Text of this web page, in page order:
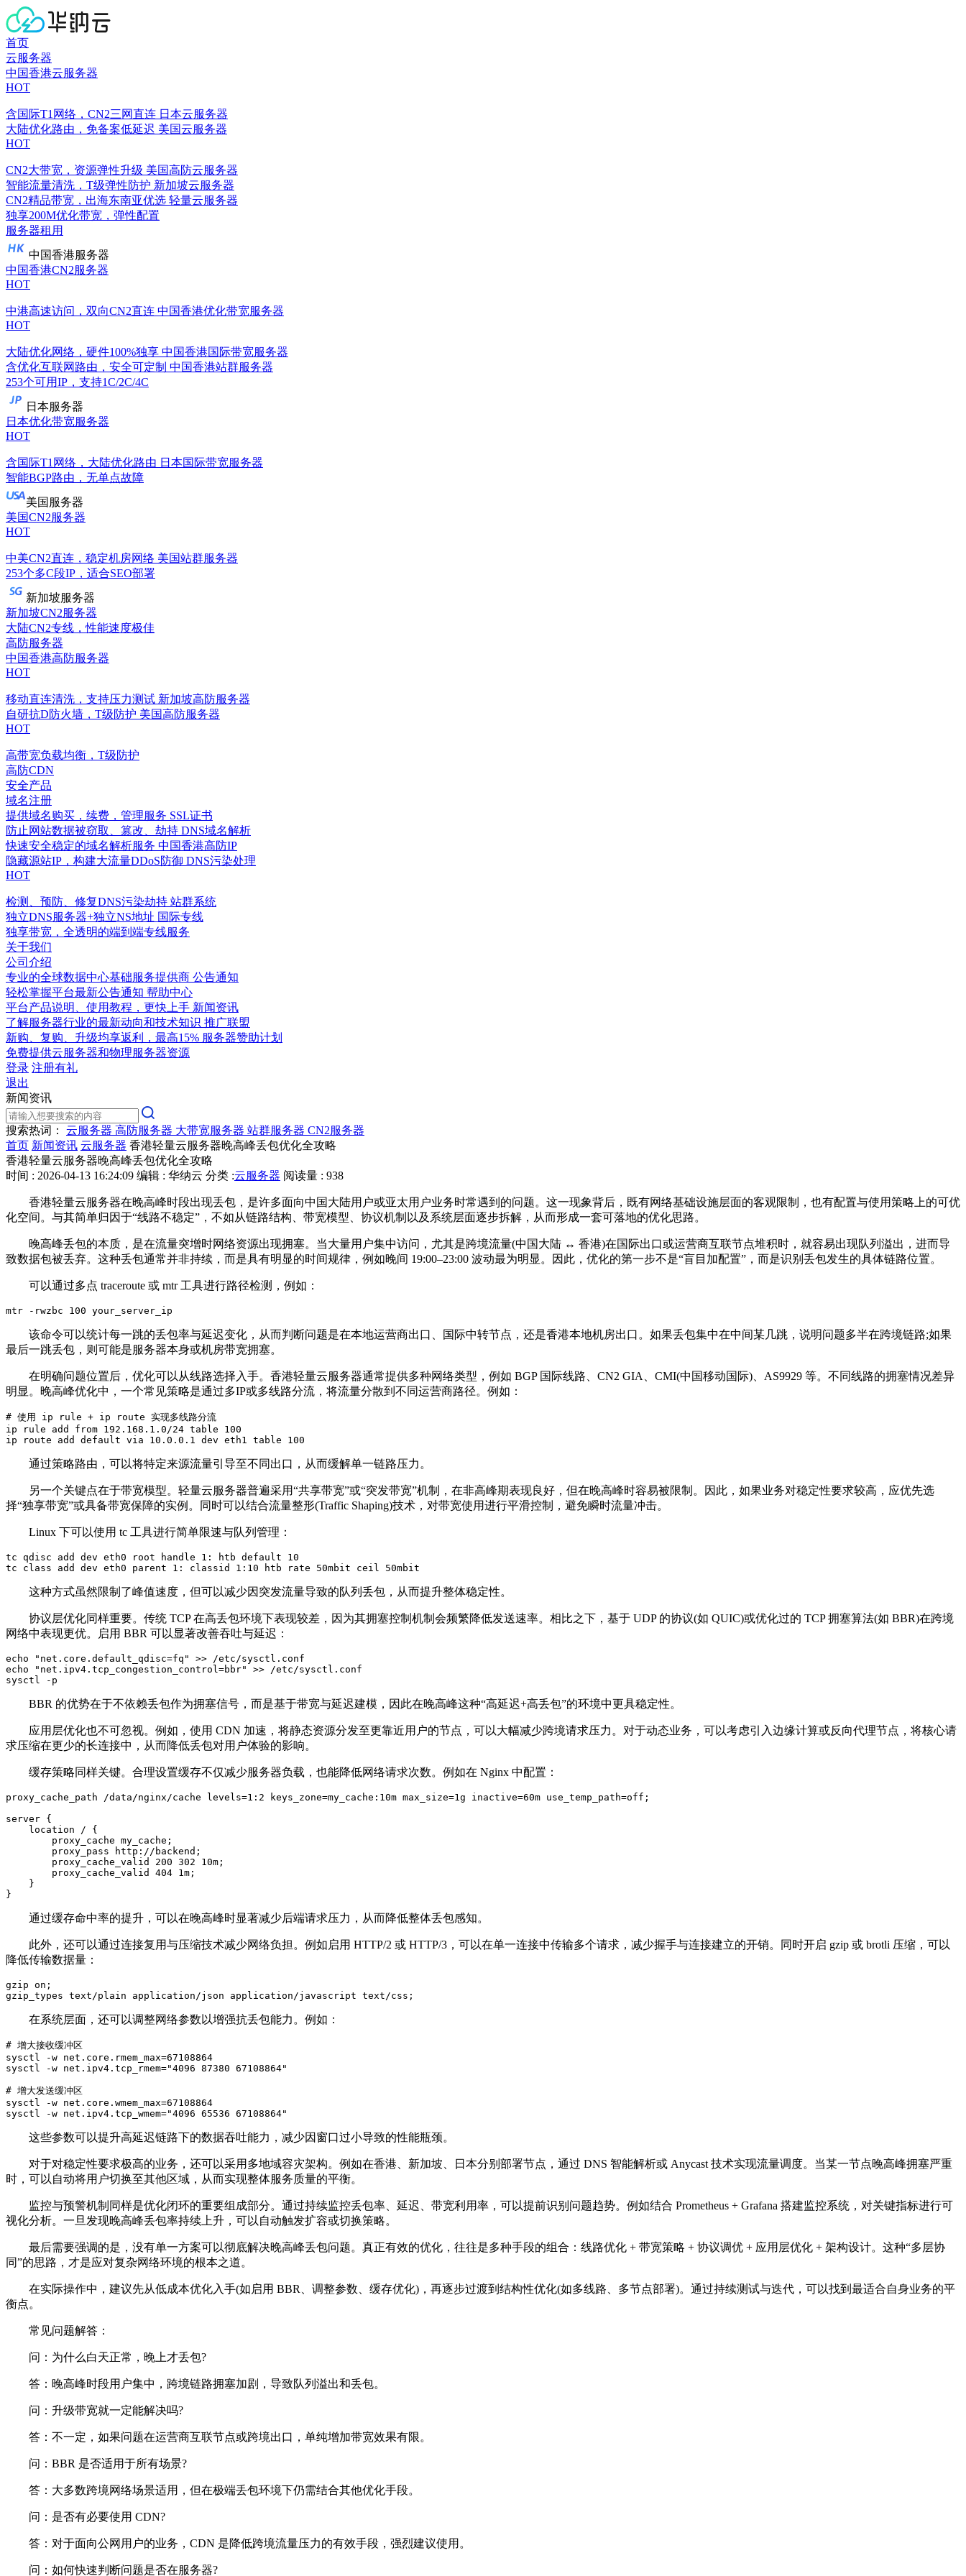
首页
云服务器
中国香港云服务器
HOT
含国际T1网络，CN2三网直连 日本云服务器
大陆优化路由，免备案低延迟 美国云服务器
HOT
CN2大带宽，资源弹性升级 美国高防云服务器
智能流量清洗，T级弹性防护 新加坡云服务器
CN2精品带宽，出海东南亚优选 轻量云服务器
独享200M优化带宽，弹性配置
服务器租用
中国香港服务器
中国香港CN2服务器
HOT
中港高速访问，双向CN2直连 中国香港优化带宽服务器
HOT
大陆优化网络，硬件100%独享 中国香港国际带宽服务器
含优化互联网路由，安全可定制 中国香港站群服务器
253个可用IP，支持1C/2C/4C
日本服务器
日本优化带宽服务器
HOT
含国际T1网络，大陆优化路由 日本国际带宽服务器
智能BGP路由，无单点故障
美国服务器
美国CN2服务器
HOT
中美CN2直连，稳定机房网络 美国站群服务器
253个多C段IP，适合SEO部署
新加坡服务器
新加坡CN2服务器
大陆CN2专线，性能速度极佳
高防服务器
中国香港高防服务器
HOT
移动直连清洗，支持压力测试 新加坡高防服务器
自研抗D防火墙，T级防护 美国高防服务器
HOT
高带宽负载均衡，T级防护
高防CDN
安全产品
域名注册
提供域名购买，续费，管理服务 SSL证书
防止网站数据被窃取、篡改、劫持 DNS域名解析
快速安全稳定的域名解析服务 中国香港高防IP
隐藏源站IP，构建大流量DDoS防御 DNS污染处理
HOT
检测、预防、修复DNS污染劫持 站群系统
独立DNS服务器+独立NS地址 国际专线
独享带宽，全透明的端到端专线服务
关于我们
公司介绍
专业的全球数据中心基础服务提供商 公告通知
轻松掌握平台最新公告通知 帮助中心
平台产品说明、使用教程，更快上手 新闻资讯
了解服务器行业的最新动向和技术知识 推广联盟
新购、复购、升级均享返利，最高15% 服务器赞助计划
免费提供云服务器和物理服务器资源
登录 注册有礼
退出
新闻资讯
搜索热词： 云服务器 高防服务器 大带宽服务器 站群服务器 CN2服务器
首页 新闻资讯 云服务器 香港轻量云服务器晚高峰丢包优化全攻略
香港轻量云服务器晚高峰丢包优化全攻略
时间 : 2026-04-13 16:24:09 编辑 : 华纳云 分类 :云服务器 阅读量 : 938
香港轻量云服务器在晚高峰时段出现丢包，是许多面向中国大陆用户或亚太用户业务时常遇到的问题。这一现象背后，既有网络基础设施层面的客观限制，也有配置与使用策略上的可优
化空间。与其简单归因于“线路不稳定”，不如从链路结构、带宽模型、协议机制以及系统层面逐步拆解，从而形成一套可落地的优化思路。
晚高峰丢包的本质，是在流量突增时网络资源出现拥塞。当大量用户集中访问，尤其是跨境流量(中国大陆 ↔ 香港)在国际出口或运营商互联节点堆积时，就容易出现队列溢出，进而导
致数据包被丢弃。这种丢包通常并非持续，而是具有明显的时间规律，例如晚间 19:00–23:00 波动最为明显。因此，优化的第一步不是“盲目加配置”，而是识别丢包发生的具体链路位置。
可以通过多点 traceroute 或 mtr 工具进行路径检测，例如：
mtr -rwzbc 100 your_server_ip
该命令可以统计每一跳的丢包率与延迟变化，从而判断问题是在本地运营商出口、国际中转节点，还是香港本地机房出口。如果丢包集中在中间某几跳，说明问题多半在跨境链路;如果
最后一跳丢包，则可能是服务器本身或机房带宽拥塞。
在明确问题位置后，优化可以从线路选择入手。香港轻量云服务器通常提供多种网络类型，例如 BGP 国际线路、CN2 GIA、CMI(中国移动国际)、AS9929 等。不同线路的拥塞情况差异
明显。晚高峰优化中，一个常见策略是通过多IP或多线路分流，将流量分散到不同运营商路径。例如：
# 使用 ip rule + ip route 实现多线路分流
ip rule add from 192.168.1.0/24 table 100
ip route add default via 10.0.0.1 dev eth1 table 100
通过策略路由，可以将特定来源流量引导至不同出口，从而缓解单一链路压力。
另一个关键点在于带宽模型。轻量云服务器普遍采用“共享带宽”或“突发带宽”机制，在非高峰期表现良好，但在晚高峰时容易被限制。因此，如果业务对稳定性要求较高，应优先选
择“独享带宽”或具备带宽保障的实例。同时可以结合流量整形(Traffic Shaping)技术，对带宽使用进行平滑控制，避免瞬时流量冲击。
Linux 下可以使用 tc 工具进行简单限速与队列管理：
tc qdisc add dev eth0 root handle 1: htb default 10
tc class add dev eth0 parent 1: classid 1:10 htb rate 50mbit ceil 50mbit
这种方式虽然限制了峰值速度，但可以减少因突发流量导致的队列丢包，从而提升整体稳定性。
协议层优化同样重要。传统 TCP 在高丢包环境下表现较差，因为其拥塞控制机制会频繁降低发送速率。相比之下，基于 UDP 的协议(如 QUIC)或优化过的 TCP 拥塞算法(如 BBR)在跨境
网络中表现更优。启用 BBR 可以显著改善吞吐与延迟：
echo "net.core.default_qdisc=fq" >> /etc/sysctl.conf
echo "net.ipv4.tcp_congestion_control=bbr" >> /etc/sysctl.conf
sysctl -p
BBR 的优势在于不依赖丢包作为拥塞信号，而是基于带宽与延迟建模，因此在晚高峰这种“高延迟+高丢包”的环境中更具稳定性。
应用层优化也不可忽视。例如，使用 CDN 加速，将静态资源分发至更靠近用户的节点，可以大幅减少跨境请求压力。对于动态业务，可以考虑引入边缘计算或反向代理节点，将核心请
求压缩在更少的长连接中，从而降低丢包对用户体验的影响。
缓存策略同样关键。合理设置缓存不仅减少服务器负载，也能降低网络请求次数。例如在 Nginx 中配置：
proxy_cache_path /data/nginx/cache levels=1:2 keys_zone=my_cache:10m max_size=1g inactive=60m use_temp_path=off;
server {
    location / {
        proxy_cache my_cache;
        proxy_pass http://backend;
        proxy_cache_valid 200 302 10m;
        proxy_cache_valid 404 1m;
    }
}
通过缓存命中率的提升，可以在晚高峰时显著减少后端请求压力，从而降低整体丢包感知。
此外，还可以通过连接复用与压缩技术减少网络负担。例如启用 HTTP/2 或 HTTP/3，可以在单一连接中传输多个请求，减少握手与连接建立的开销。同时开启 gzip 或 brotli 压缩，可以
降低传输数据量：
gzip on;
gzip_types text/plain application/json application/javascript text/css;
在系统层面，还可以调整网络参数以增强抗丢包能力。例如：
# 增大接收缓冲区
sysctl -w net.core.rmem_max=67108864
sysctl -w net.ipv4.tcp_rmem="4096 87380 67108864"
# 增大发送缓冲区
sysctl -w net.core.wmem_max=67108864
sysctl -w net.ipv4.tcp_wmem="4096 65536 67108864"
这些参数可以提升高延迟链路下的数据吞吐能力，减少因窗口过小导致的性能瓶颈。
对于对稳定性要求极高的业务，还可以采用多地域容灾架构。例如在香港、新加坡、日本分别部署节点，通过 DNS 智能解析或 Anycast 技术实现流量调度。当某一节点晚高峰拥塞严重
时，可以自动将用户切换至其他区域，从而实现整体服务质量的平衡。
监控与预警机制同样是优化闭环的重要组成部分。通过持续监控丢包率、延迟、带宽利用率，可以提前识别问题趋势。例如结合 Prometheus + Grafana 搭建监控系统，对关键指标进行可
视化分析。一旦发现晚高峰丢包率持续上升，可以自动触发扩容或切换策略。
最后需要强调的是，没有单一方案可以彻底解决晚高峰丢包问题。真正有效的优化，往往是多种手段的组合：线路优化 + 带宽策略 + 协议调优 + 应用层优化 + 架构设计。这种“多层协
同”的思路，才是应对复杂网络环境的根本之道。
在实际操作中，建议先从低成本优化入手(如启用 BBR、调整参数、缓存优化)，再逐步过渡到结构性优化(如多线路、多节点部署)。通过持续测试与迭代，可以找到最适合自身业务的平
衡点。
常见问题解答：
问：为什么白天正常，晚上才丢包?
答：晚高峰时段用户集中，跨境链路拥塞加剧，导致队列溢出和丢包。
问：升级带宽就一定能解决吗?
答：不一定，如果问题在运营商互联节点或跨境出口，单纯增加带宽效果有限。
问：BBR 是否适用于所有场景?
答：大多数跨境网络场景适用，但在极端丢包环境下仍需结合其他优化手段。
问：是否有必要使用 CDN?
答：对于面向公网用户的业务，CDN 是降低跨境流量压力的有效手段，强烈建议使用。
问：如何快速判断问题是否在服务器?